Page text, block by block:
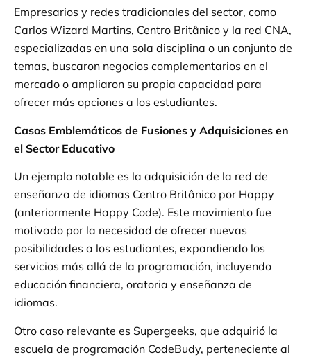
Empresarios y redes tradicionales del sector, como
Carlos Wizard Martins, Centro Britânico y la red CNA,
especializadas en una sola disciplina o un conjunto de
temas, buscaron negocios complementarios en el
mercado o ampliaron su propia capacidad para
ofrecer más opciones a los estudiantes.
Casos Emblemáticos de Fusiones y Adquisiciones en
el Sector Educativo
Un ejemplo notable es la adquisición de la red de
enseñanza de idiomas Centro Britânico por Happy
(anteriormente Happy Code). Este movimiento fue
motivado por la necesidad de ofrecer nuevas
posibilidades a los estudiantes, expandiendo los
servicios más allá de la programación, incluyendo
educación financiera, oratoria y enseñanza de
idiomas.
Otro caso relevante es Supergeeks, que adquirió la
escuela de programación CodeBudy, perteneciente al